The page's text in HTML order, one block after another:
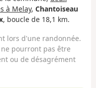
à Melay, Chantoiseau
, boucle de 18,1 km.
lors d'une randonnée.
pourront pas être
ou de désagrément